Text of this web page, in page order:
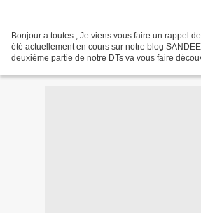
Bonjour a toutes , Je viens vous faire un rappel
été actuellement en cours sur notre blog
deuxième partie de notre DTs va vous faire